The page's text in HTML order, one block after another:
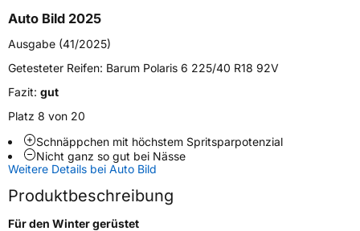
Generelle Merkmale
FahrzeugtypPKW
VerwendungWinterreifen
Modellname
FahrzeugartPKW & SUV
Weitere Eigenschaften
SchlauchtypTL
Auto Bild 2025
Ausgabe (41/2025)
Getesteter Reifen: Barum Polaris 6 225/40 R18 92V
Fazit: gut
Platz 8 von 20
Schnäppchen mit höchstem Spritsparpotenzial
Nicht ganz so gut bei Nässe
Weitere Details bei Auto Bild
Produktbeschreibung
Für den Winter gerüstet